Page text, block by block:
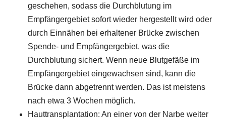
geschehen, sodass die Durchblutung im
Empfängergebiet sofort wieder hergestellt wird oder
durch Einnähen bei erhaltener Brücke zwischen
Spende- und Empfängergebiet, was die
Durchblutung sichert. Wenn neue Blutgefäße im
Empfängergebiet eingewachsen sind, kann die
Brücke dann abgetrennt werden. Das ist meistens
nach etwa 3 Wochen möglich.
Hauttransplantation: An einer von der Narbe weiter